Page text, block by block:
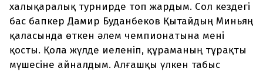
халықаралық турнирде топ жардым. Сол кездегі
бас бапкер Дамир Буданбеков Қытайдың Миньяң
қаласында өткен әлем чемпионатына мені
қосты. Қола жүлде иеленіп, құраманың тұрақты
мүшесіне айналдым. Алғашқы үлкен табыс